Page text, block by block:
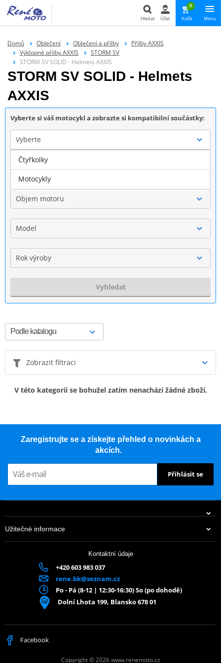
Hledat Účet
0
Košík Menu
Domů Oblečení Oblečení a přilby
Přilby AXXIS
Výklopné přilby AXXIS
STORM SV
STORM SV SOLID - Helmets AXXIS
STORM SV SOLID - Helmets
AXXIS
Vyberte si váš motocykl a zobrazte si kompatibilní součástky:
Vyberte
Značka
Objem motoru
Model
Rok výroby
Vyhledat
Zobrazit filtraci
V této kategorii se bohužel zatím nenachází žádné zboží.
Zaregistrujte se a získejte přehled o novinkách a
akcích.
Přihlásit se
Užitečné informace
Kontaktní údaje
+420 603 983 037
rene.bk@seznam.cz
Po - Pá (8-12 | 12:30-16:30) So (po dohodě)
Dolní Lhota 199, Blansko 678 01
Facebook
Copyright © 2026 www.renemoto.cz
Čtyřkolky
Motocykly